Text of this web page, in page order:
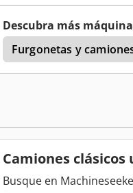
Descubra más
Furgonetas y
Camiones clásicos
Busque en